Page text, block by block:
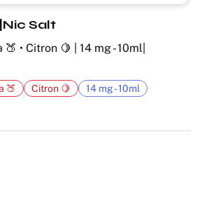
Salt
• Citron 🍋 | 14 mg - 10ml|
🍑 Citron 🍋
14 mg - 10ml